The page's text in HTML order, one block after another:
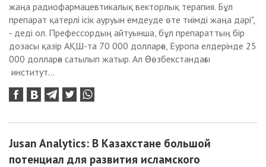
жаңа радиофармацевтикалық векторлық терапия. Бұл
препарат қатерлі ісік ауруын емдеуде өте тиімді жаңа дәрі",
- деді ол. Префессордың айтуынша, бұл препараттың бір
дозасы қазір АҚШ-та 70 000 долларға, Еуропа елдерінде 25
000 долларға сатылып жатыр. Ал Өөзбекстандағы
институт...
Jusan Analytics: В Казахстане большой
потенциал для развития исламского